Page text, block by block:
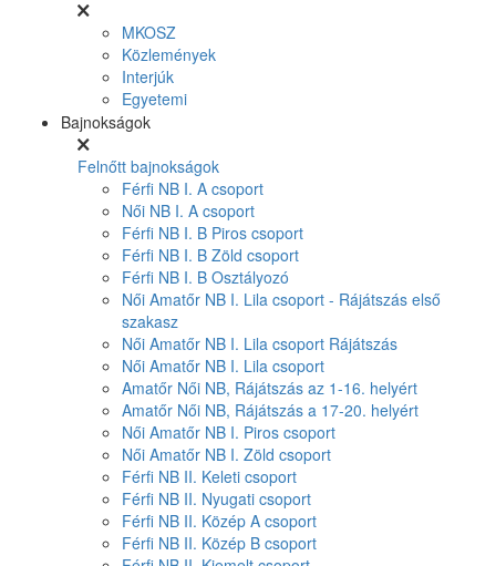
MKOSZ
Közlemények
Interjúk
Egyetemi
Bajnokságok
Felnőtt bajnokságok
Férfi NB I. A csoport
Női NB I. A csoport
Férfi NB I. B Piros csoport
Férfi NB I. B Zöld csoport
Férfi NB I. B Osztályozó
Női Amatőr NB I. Lila csoport - Rájátszás első
szakasz
Női Amatőr NB I. Lila csoport Rájátszás
Női Amatőr NB I. Lila csoport
Amatőr Női NB, Rájátszás az 1-16. helyért
Amatőr Női NB, Rájátszás a 17-20. helyért
Női Amatőr NB I. Piros csoport
Női Amatőr NB I. Zöld csoport
Férfi NB II. Keleti csoport
Férfi NB II. Nyugati csoport
Férfi NB II. Közép A csoport
Férfi NB II. Közép B csoport